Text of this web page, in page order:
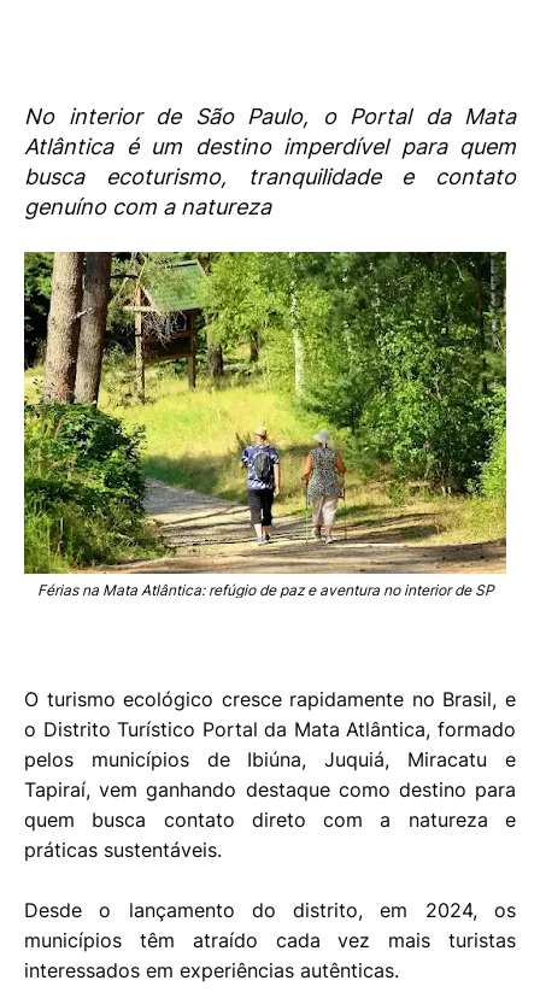
No interior de São Paulo, o Portal da Mata
Atlântica é um destino imperdível para quem
busca ecoturismo, tranquilidade e contato
genuíno com a natureza
Férias na Mata Atlântica: refúgio de paz e aventura no interior de SP
O turismo ecológico cresce rapidamente no Brasil, e
o Distrito Turístico Portal da Mata Atlântica, formado
pelos municípios de Ibiúna, Juquiá, Miracatu e
Tapiraí, vem ganhando destaque como destino para
quem busca contato direto com a natureza e
práticas sustentáveis.
Desde o lançamento do distrito, em 2024, os
municípios têm atraído cada vez mais turistas
interessados em experiências autênticas.